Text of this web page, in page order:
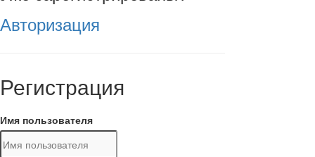
Авторизация
Регистрация
Имя пользователя